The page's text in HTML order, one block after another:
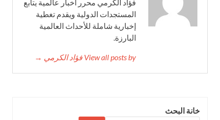
فؤاد الكرمي محرر أخبار عالمية يتابع
المستجدات الدولية ويقدم تغطية
إخبارية شاملة للأحداث العالمية
البارزة.
View all posts by فؤاد الكرمي →
خانة البحث